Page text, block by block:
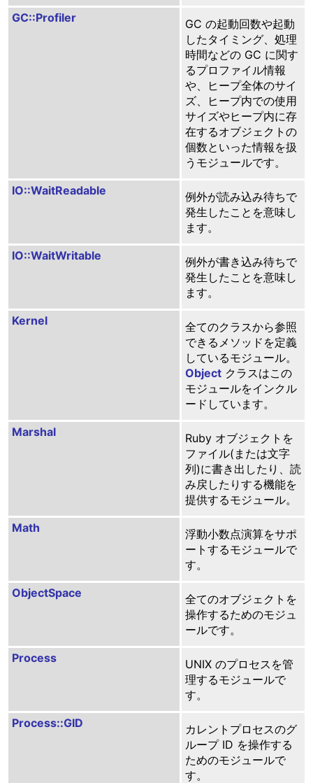
GC::Profiler
GC の起動回数や起動
したタイミング、処理
時間などの GC に関す
るプロファイル情報
や、ヒープ全体のサイ
ズ、ヒープ内での使用
サイズやヒープ内に存
在するオブジェクトの
個数といった情報を扱
うモジュールです。
IO::WaitReadable
例外が読み込み待ちで
発生したことを意味し
ます。
IO::WaitWritable
例外が書き込み待ちで
発生したことを意味し
ます。
Kernel
全てのクラスから参照
できるメソッドを定義
しているモジュール。
Objectクラスはこの
モジュールをインクル
ードしています。
Marshal
Ruby オブジェクトを
ファイル(または文字
列)に書き出したり、読
み戻したりする機能を
提供するモジュール。
Math
浮動小数点演算をサポ
ートするモジュールで
す。
ObjectSpace
全てのオブジェクトを
操作するためのモジュ
ールです。
Process
UNIX のプロセスを管
理するモジュールで
す。
Process::GID
カレントプロセスのグ
ループ ID を操作する
ためのモジュールで
す。